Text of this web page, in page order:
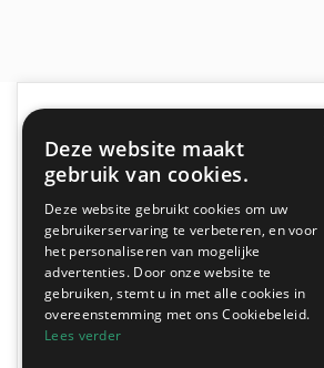
Vind een geschikte
Berlare door vrijblijvend
offertes te
Ontvang tot 3
Gratis &
U vergelijkt en
Deze website maakt
gebruik van cookies.
Deze website gebruikt cookies om uw
gebruikerservaring te verbeteren, en voor
het personaliseren van mogelijke
advertenties. Door onze website te
gebruiken, stemt u in met alle cookies in
overeenstemming met ons Cookiebeleid.
Lees verder